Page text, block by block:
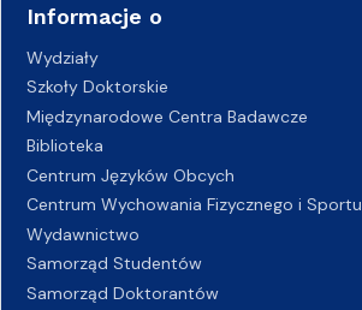
Informacje o
Wydziały
Szkoły Doktorskie
Międzynarodowe Centra Badawcze
Biblioteka
Centrum Języków Obcych
Centrum Wychowania Fizycznego i Sportu
Wydawnictwo
Samorząd Studentów
Samorząd Doktorantów